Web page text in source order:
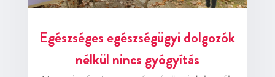
Egészséges egészségügyi dolgozók
nélkül nincs gyógyítás